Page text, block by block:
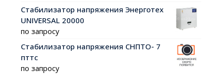
Стабилизатор напряжения Энерготех
UNIVERSAL 20000
по запросу
Стабилизатор напряжения СНПТО- 7
пттс
по запросу